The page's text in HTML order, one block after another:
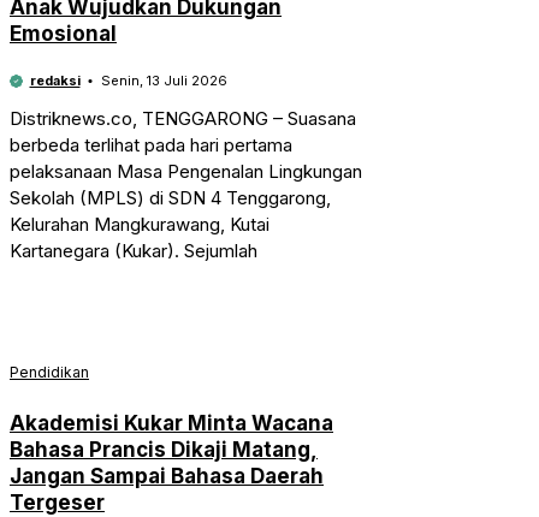
Anak Wujudkan Dukungan
Emosional
redaksi Senin, 13 Juli 2026
Distriknews.co, TENGGARONG – Suasana
berbeda terlihat pada hari pertama
pelaksanaan Masa Pengenalan Lingkungan
Sekolah (MPLS) di SDN 4 Tenggarong,
Kelurahan Mangkurawang, Kutai
Kartanegara (Kukar). Sejumlah
Pendidikan
Akademisi Kukar Minta Wacana
Bahasa Prancis Dikaji Matang,
Jangan Sampai Bahasa Daerah
Tergeser